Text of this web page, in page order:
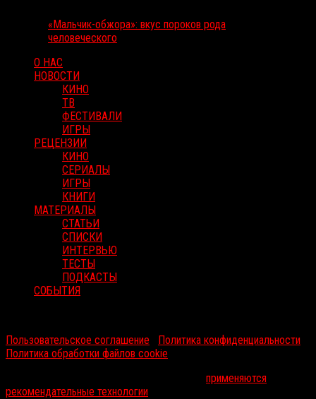
«Мальчик-обжора»: вкус пороков рода
человеческого
О НАС
НОВОСТИ
КИНО
ТВ
ФЕСТИВАЛИ
ИГРЫ
РЕЦЕНЗИИ
КИНО
СЕРИАЛЫ
ИГРЫ
КНИГИ
МАТЕРИАЛЫ
СТАТЬИ
СПИСКИ
ИНТЕРВЬЮ
ТЕСТЫ
ПОДКАСТЫ
СОБЫТИЯ
Пользовательское соглашение
Политика конфиденциальности
Политика обработки файлов cookie
применяются
рекомендательные технологии